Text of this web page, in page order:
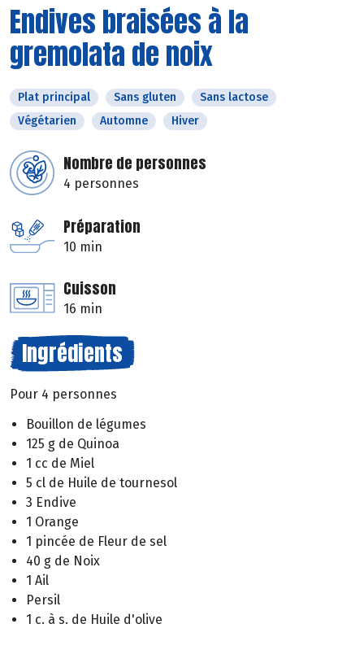
Endives braisées à la
gremolata de noix
Plat principal Sans gluten
Sans lactose
Végétarien
Automne Hiver
Nombre de personnes
4 personnes
Préparation
10 min
Cuisson
16 min
Ingrédients
Pour 4 personnes
Bouillon de légumes
125 g de Quinoa
1 cc de Miel
5 cl de Huile de tournesol
3 Endive
1 Orange
1 pincée de Fleur de sel
40 g de Noix
1 Ail
Persil
1 c. à s. de Huile d'olive